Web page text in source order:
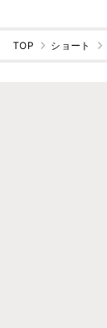
TOP ショート